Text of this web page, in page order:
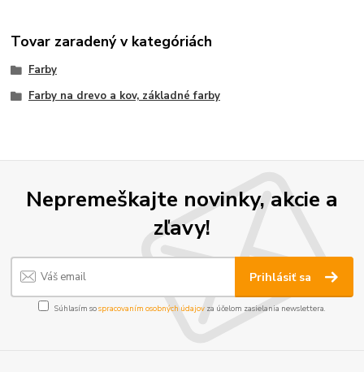
Tovar zaradený v kategóriách
Farby
Farby na drevo a kov, základné farby
Nepremeškajte novinky, akcie a
zľavy!
Prihlásiť sa
Súhlasím sospracovaním osobných údajov za účelom zasielania newslettera.